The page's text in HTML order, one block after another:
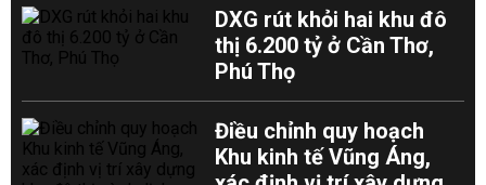
DXG rút khỏi hai khu đô
thị 6.200 tỷ ở Cần Thơ,
Phú Thọ
Điều chỉnh quy hoạch
Khu kinh tế Vũng Áng,